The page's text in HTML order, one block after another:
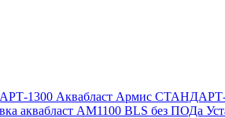
1300 Аквабласт Армис
аквабласт AM1100 BLS без ПОДа